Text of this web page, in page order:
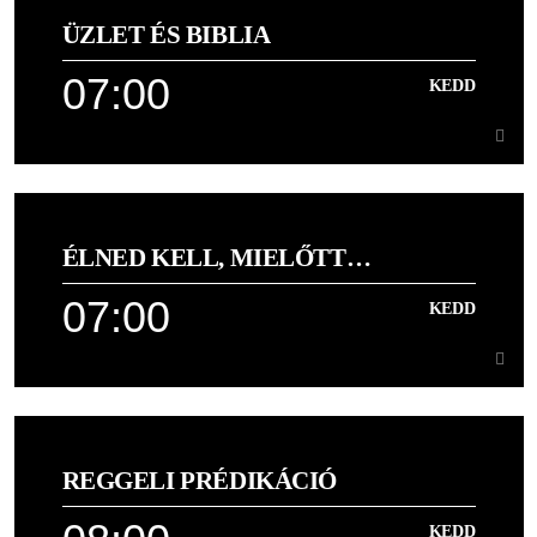
[...]
Learn more
ÜZLET ÉS BIBLIA
07:00 KEDD
07:00 KEDD
Podcast
Learn more
ÉLNED KELL, MIELŐTT
MEGHALSZ!
07:00 KEDD
07:00 KEDD
Daniel Kolenda inspiráló üzenete magyarul
REGGELI PRÉDIKÁCIÓ
KEDD